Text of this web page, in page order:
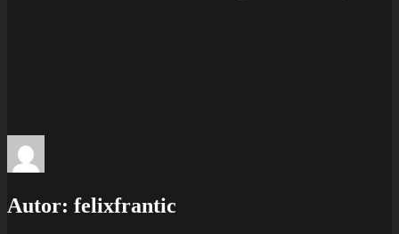
Autor: felixfrantic